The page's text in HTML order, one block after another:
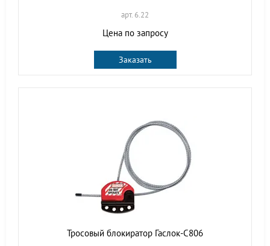
арт. 6.22
Цена по запросу
Заказать
Тросовый блокиратор Гаслок-С806